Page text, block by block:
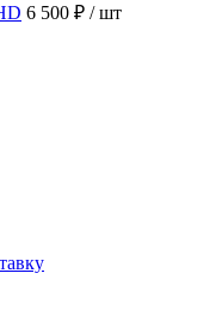
6 500 ₽ / шт